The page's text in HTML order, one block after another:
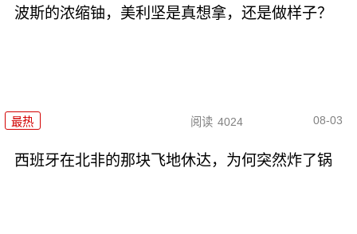
波斯的浓缩铀，美利坚是真想拿，还是做样子？
最热 阅读 4024 08-03
西班牙在北非的那块飞地休达，为何突然炸了锅